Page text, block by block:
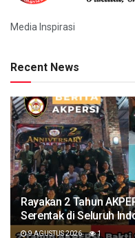
Media Inspirasi
Recent News
Rayakan 2 Tahun
Serentak di Seluruh
9 AGUSTUS 2026 1